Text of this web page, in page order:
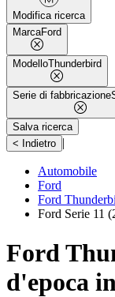
Modifica ricerca
MarcaFord
ModelloThunderbird
Serie di fabbricazione
Salva ricerca
< Indietro |
Automobile
Ford
Ford
Ford Serie 11
Ford
d'epoca